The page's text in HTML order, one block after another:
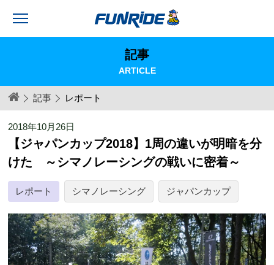
記事
ARTICLE
記事 レポート
2018年10月26日
【ジャパンカップ2018】1周の違いが明暗を分
けた ～シマノレーシングの戦いに密着～
レポート シマノレーシング ジャパンカップ